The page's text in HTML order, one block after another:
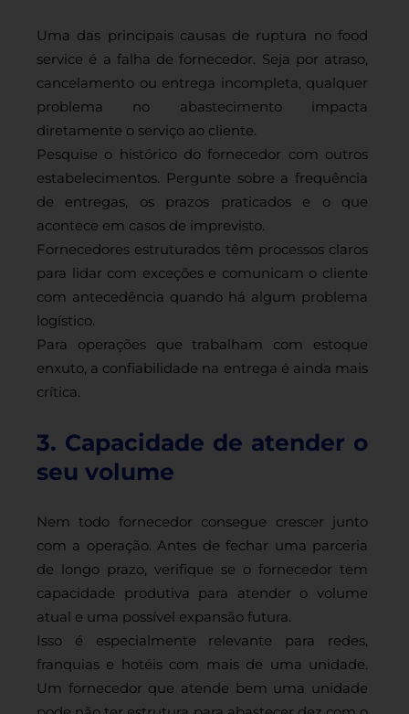
Uma das principais causas de ruptura no food
service é a falha de fornecedor. Seja por atraso,
cancelamento ou entrega incompleta, qualquer
problema no abastecimento impacta
diretamente o serviço ao cliente.
Pesquise o histórico do fornecedor com outros
estabelecimentos. Pergunte sobre a frequência
de entregas, os prazos praticados e o que
acontece em casos de imprevisto.
Fornecedores estruturados têm processos claros
para lidar com exceções e comunicam o cliente
com antecedência quando há algum problema
logístico.
Para operações que trabalham com estoque
enxuto, a confiabilidade na entrega é ainda mais
crítica.
3. Capacidade de atender o
seu volume
Nem todo fornecedor consegue crescer junto
com a operação. Antes de fechar uma parceria
de longo prazo, verifique se o fornecedor tem
capacidade produtiva para atender o volume
atual e uma possível expansão futura.
Isso é especialmente relevante para redes,
franquias e hotéis com mais de uma unidade.
Um fornecedor que atende bem uma unidade